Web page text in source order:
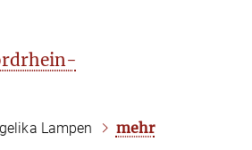
Lampen mehr